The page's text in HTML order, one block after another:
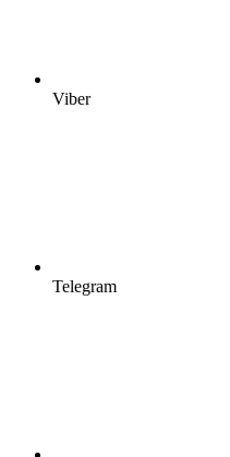
Viber
Telegram